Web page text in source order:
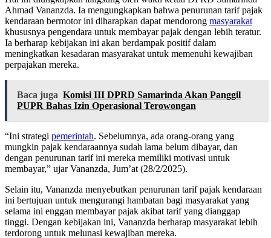
Ahmad Vananzda. Ia mengungkapkan bahwa penurunan tarif pajak
kendaraan bermotor ini diharapkan dapat mendorong masyarakat
khususnya pengendara untuk membayar pajak dengan lebih teratur.
Ia berharap kebijakan ini akan berdampak positif dalam
meningkatkan kesadaran masyarakat untuk memenuhi kewajiban
perpajakan mereka.
Baca juga Komisi III DPRD Samarinda Akan Panggil
PUPR Bahas Izin Operasional Terowongan
“Ini strategi pemerintah. Sebelumnya, ada orang-orang yang
mungkin pajak kendaraannya sudah lama belum dibayar, dan
dengan penurunan tarif ini mereka memiliki motivasi untuk
membayar,” ujar Vananzda, Jum’at (28/2/2025).
Selain itu, Vananzda menyebutkan penurunan tarif pajak kendaraan
ini bertujuan untuk mengurangi hambatan bagi masyarakat yang
selama ini enggan membayar pajak akibat tarif yang dianggap
tinggi. Dengan kebijakan ini, Vananzda berharap masyarakat lebih
terdorong untuk melunasi kewajiban mereka.